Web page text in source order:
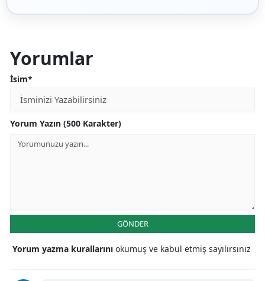
Yorumlar
İsim*
Yorum Yazın (500 Karakter)
GÖNDER
Yorum yazma kurallarını okumuş ve kabul etmiş sayılırsınız